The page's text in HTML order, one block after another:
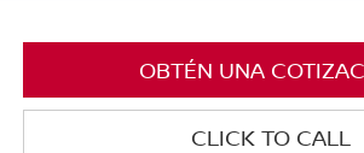
OBTÉN UNA
CLICK TO CALL